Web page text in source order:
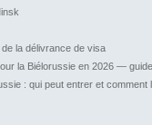
la délivrance de visa
la Biélorussie en 2026 —
: qui peut entrer et comment